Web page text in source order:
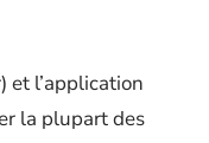
et l’application
la plupart des